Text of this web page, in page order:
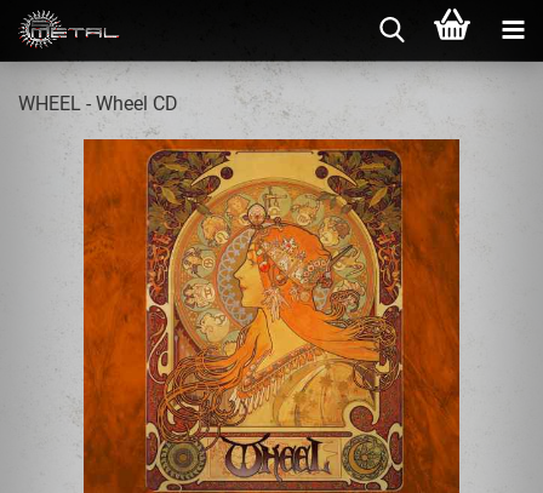
WHEEL - Wheel CD